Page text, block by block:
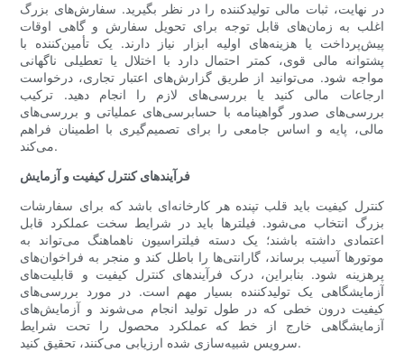
در نهایت، ثبات مالی تولیدکننده را در نظر بگیرید. سفارش‌های بزرگ
اغلب به زمان‌های قابل توجه برای تحویل سفارش و گاهی اوقات
پیش‌پرداخت یا هزینه‌های اولیه ابزار نیاز دارند. یک تأمین‌کننده با
پشتوانه مالی قوی، کمتر احتمال دارد با اختلال یا تعطیلی ناگهانی
مواجه شود. می‌توانید از طریق گزارش‌های اعتبار تجاری، درخواست
ارجاعات مالی کنید یا بررسی‌های لازم را انجام دهید. ترکیب
بررسی‌های صدور گواهینامه با حسابرسی‌های عملیاتی و بررسی‌های
مالی، پایه و اساس جامعی را برای تصمیم‌گیری با اطمینان فراهم
می‌کند.
فرآیندهای کنترل کیفیت و آزمایش
کنترل کیفیت باید قلب تپنده هر کارخانه‌ای باشد که برای سفارشات
بزرگ انتخاب می‌شود. فیلترها باید در شرایط سخت عملکرد قابل
اعتمادی داشته باشند؛ یک دسته فیلتراسیون ناهماهنگ می‌تواند به
موتورها آسیب برساند، گارانتی‌ها را باطل کند و منجر به فراخوان‌های
پرهزینه شود. بنابراین، درک فرآیندهای کنترل کیفیت و قابلیت‌های
آزمایشگاهی یک تولیدکننده بسیار مهم است. در مورد بررسی‌های
کیفیت درون خطی که در طول تولید انجام می‌شوند و آزمایش‌های
آزمایشگاهی خارج از خط که عملکرد محصول را تحت شرایط
سرویس شبیه‌سازی شده ارزیابی می‌کنند، تحقیق کنید.